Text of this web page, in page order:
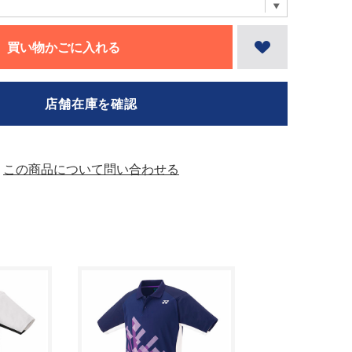
買い物かごに入れる
この商品について問い合わせる
店舗在庫を確認